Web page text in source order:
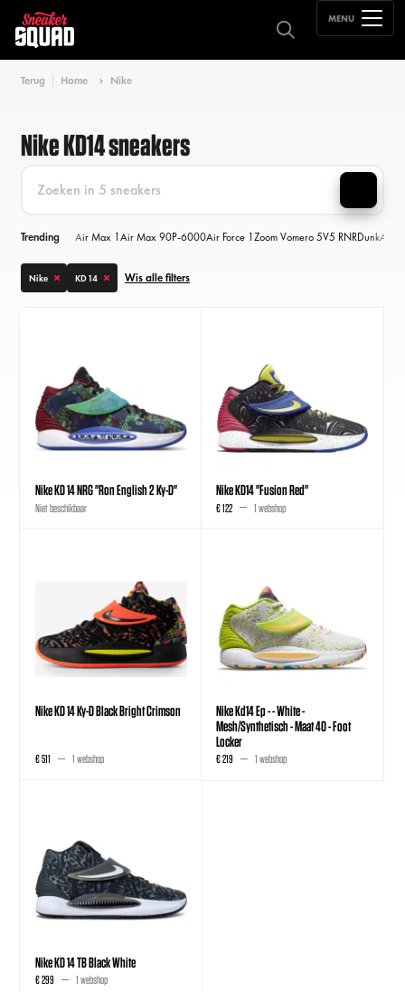
MENU
Terug Home Nike
Nike KD14 sneakers
Trending Air Max 1Air Max 90P-6000Air Force 1Zoom Vomero 5V5 RNRDunkAir
Nike KD14 Wis alle filters
Nike KD 14 NRG "Ron English 2 Ky-D"
Niet beschikbaar
Nike KD14 "Fusion Red"
€ 122 1 webshop
Nike KD 14 Ky-D Black Bright Crimson
€ 511 1 webshop
Nike Kd14 Ep - - White -
Mesh/Synthetisch - Maat 40 - Foot
Locker
€ 219 1 webshop
Nike KD 14 TB Black White
€ 299 1 webshop